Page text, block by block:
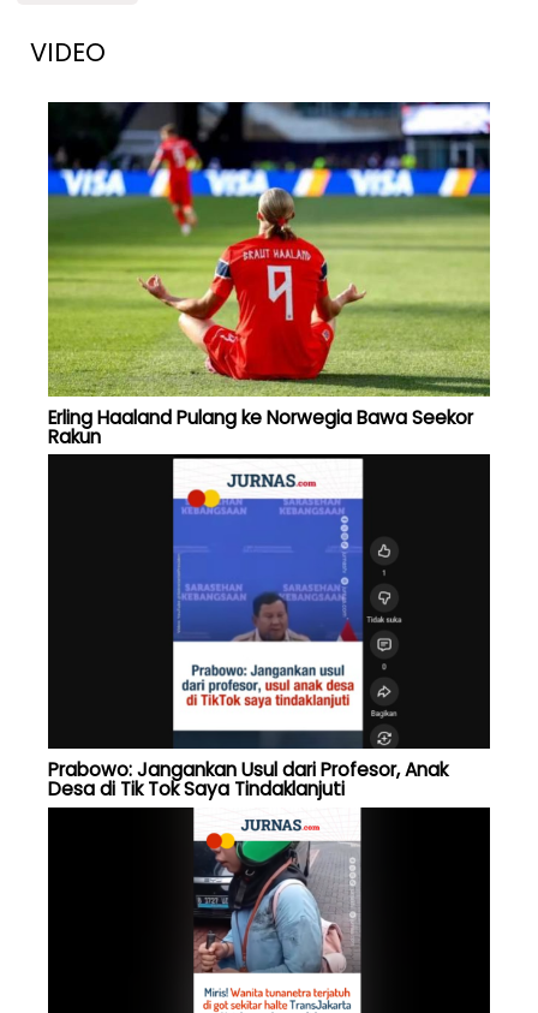
VIDEO
Erling Haaland Pulang ke Norwegia Bawa Seekor
Rakun
Prabowo: Jangankan Usul dari Profesor, Anak
Desa di Tik Tok Saya Tindaklanjuti